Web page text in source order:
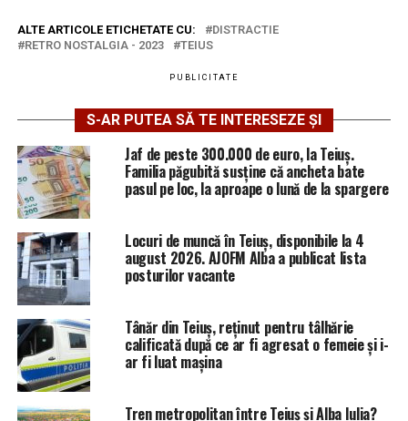
ALTE ARTICOLE ETICHETATE CU:
DISTRACTIE
RETRO NOSTALGIA - 2023
TEIUS
PUBLICITATE
S-AR PUTEA SĂ TE INTERESEZE ȘI
Jaf de peste 300.000 de euro, la Teiuș.
Familia păgubită susține că ancheta bate
pasul pe loc, la aproape o lună de la spargere
Locuri de muncă în Teiuș, disponibile la 4
august 2026. AJOFM Alba a publicat lista
posturilor vacante
Tânăr din Teiuș, reținut pentru tâlhărie
calificată după ce ar fi agresat o femeie și i-
ar fi luat mașina
Tren metropolitan între Teiuș și Alba Iulia?